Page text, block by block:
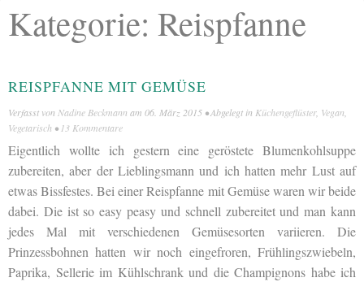
Kategorie: Reispfanne
REISPFANNE MIT GEMÜSE
Verfasst von Nadine Beckmann am 06. März 2015 • Abgelegt in Küchengeflüster, Vegan
Vegetarisch • 13 Kommentare
Eigentlich wollte ich gestern eine geröstete Blumenkohlsuppe
zubereiten, aber der Lieblingsmann und ich hatten mehr Lust auf
etwas Bissfestes. Bei einer Reispfanne mit Gemüse waren wir beide
dabei. Die ist so easy peasy und schnell zubereitet und man kann
jedes Mal mit verschiedenen Gemüsesorten variieren. Die
Prinzessbohnen hatten wir noch eingefroren, Frühlingszwiebeln,
Paprika, Sellerie im Kühlschrank und die Champignons habe ich